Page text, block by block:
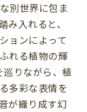
別世界に包ま
み入れると、
ョンによって
れる植物の輝
巡りながら、植
多彩な表情を
が織り成す幻